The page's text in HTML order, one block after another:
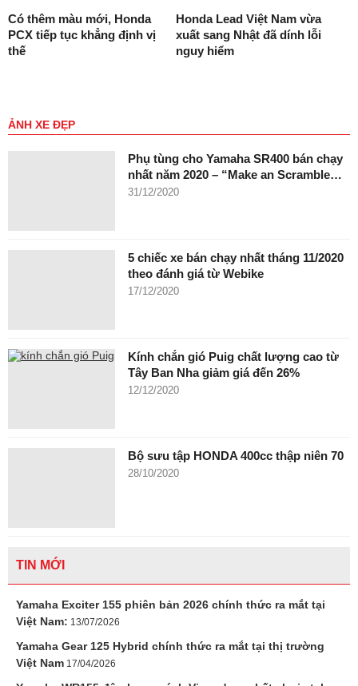
Có thêm màu mới, Honda
PCX tiếp tục khẳng định vị
thế
Honda Lead Việt Nam vừa
xuất sang Nhật đã dính lỗi
nguy hiểm
ẢNH XE ĐẸP
Phụ tùng cho Yamaha SR400 bán chạy
nhất năm 2020 – “Make an Scramble…
31/12/2020
5 chiếc xe bán chạy nhất tháng 11/2020
theo đánh giá từ Webike
17/12/2020
Kính chắn gió Puig chất lượng cao từ
Tây Ban Nha giảm giá đến 26%
12/12/2020
Bộ sưu tập HONDA 400cc thập niên 70
28/10/2020
TIN MỚI
Yamaha Exciter 155 phiên bản 2026 chính thức ra mắt tại
Việt Nam: 13/07/2026
Yamaha Gear 125 Hybrid chính thức ra mắt tại thị trường
Việt Nam 17/04/2026